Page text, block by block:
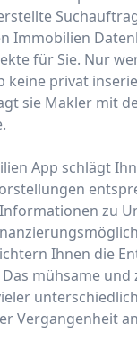
Immobilien
für Sie. Nur
keine privat
sie Makler mit
App schlägt
zu
Ihnen die
mühsame
Vergangenheit